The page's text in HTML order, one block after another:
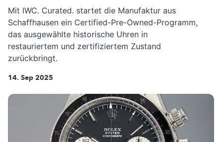
Mit IWC. Curated. startet die Manufaktur aus
Schaffhausen ein Certified-Pre-Owned-Programm,
das ausgewählte historische Uhren in
restauriertem und zertifiziertem Zustand
zurückbringt.
14. Sep 2025